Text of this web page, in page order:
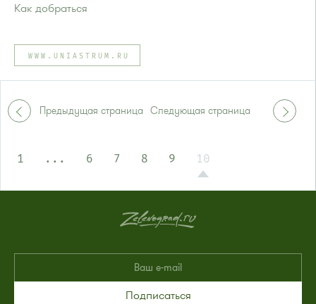
Как добраться
Автобусы № 30, 43, 350, 400, 400э, 440, 817, 851, 851э,
905.
Маршрутка № 431м, 476м, 900
Автобусы № 30, 43, 817, 851, 905.
Маршрутка № 431м, 476м
WWW.UNIASTRUM.RU
Предыдущая страница Следующая страница
1 ... 6 7 8 9 10
Подписаться